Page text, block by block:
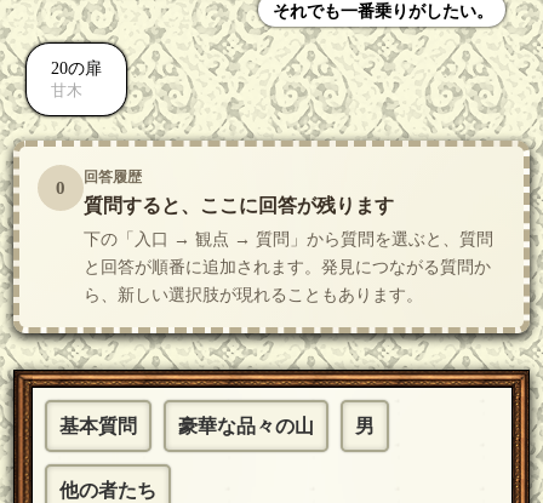
それでも一番乗りがしたい。
20の扉
甘木
0 回答履歴
質問すると、ここに回答が残ります
下の「入口 → 観点 → 質問」から質問を選ぶと、質問
と回答が順番に追加されます。発見につながる質問か
ら、新しい選択肢が現れることもあります。
基本質問 豪華な品々の山 男
他の者たち